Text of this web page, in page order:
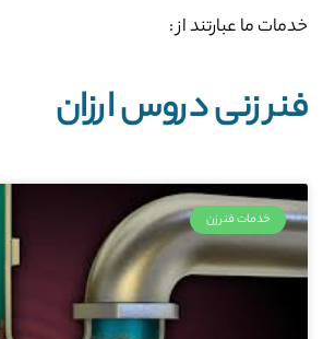
خدمات ما عبارتند از :
فنر زنی دروس ارزان
خدمات فنرزن